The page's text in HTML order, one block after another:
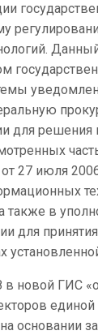
для решения
27 июля
также в
для
в новой ГИС
основании